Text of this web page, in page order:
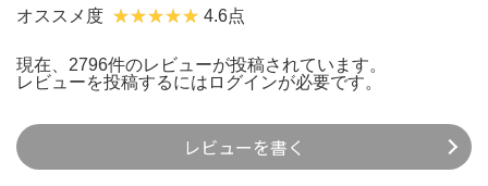
オススメ度 4.6点
現在、2796件のレビューが投稿されています。
レビューを投稿するには ログインが必要です。
レビューを書く